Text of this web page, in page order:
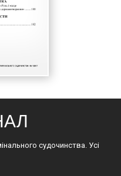
судочинства. Усі